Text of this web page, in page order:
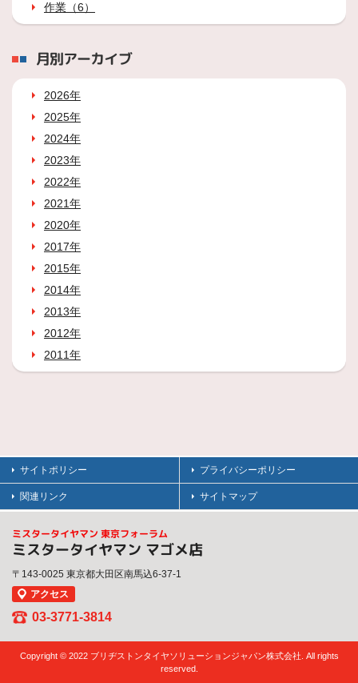
作業（6）
月別アーカイブ
2026年
2025年
2024年
2023年
2022年
2021年
2020年
2017年
2015年
2014年
2013年
2012年
2011年
サイトポリシー プライバシーポリシー
関連リンク サイトマップ
ミスタータイヤマン 東京フォーラム
ミスタータイヤマン マゴメ店
〒143-0025 東京都大田区南馬込6-37-1
アクセス
03-3771-3814
Copyright © 2022 ブリヂストンタイヤソリューションジャパン株式会社. All rights
reserved.